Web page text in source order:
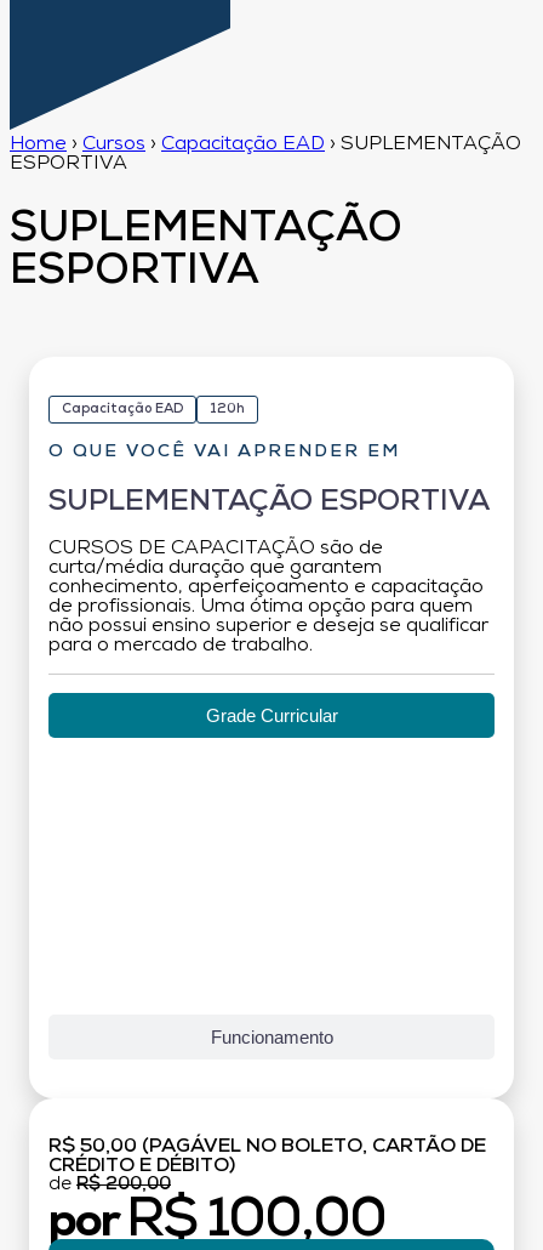
Home › Cursos › Capacitação EAD › SUPLEMENTAÇÃO
ESPORTIVA
SUPLEMENTAÇÃO
ESPORTIVA
Capacitação EAD 120h
O QUE VOCÊ VAI APRENDER EM
SUPLEMENTAÇÃO ESPORTIVA
CURSOS DE CAPACITAÇÃO são de
curta/média duração que garantem
conhecimento, aperfeiçoamento e capacitação
de profissionais. Uma ótima opção para quem
não possui ensino superior e deseja se qualificar
para o mercado de trabalho.
Grade Curricular
Funcionamento
R$ 50,00 (PAGÁVEL NO BOLETO, CARTÃO DE
CRÉDITO E DÉBITO)
de R$ 200,00
por R$ 100,00